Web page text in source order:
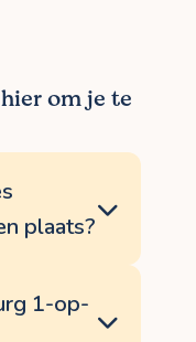
om je te
plaats?
1-op-